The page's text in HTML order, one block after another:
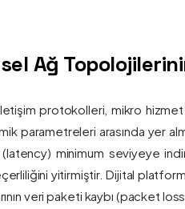
Ağ
protokolleri, mikro hizmet
parametreleri arasında yer
minimum seviyeye
yitirmiştir. Dijital
veri paketi kaybı (packet